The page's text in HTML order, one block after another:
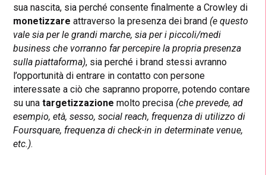
sua nascita, sia perché consente finalmente a Crowley di
monetizzare attraverso la presenza dei brand (e questo
vale sia per le grandi marche, sia per i piccoli/medi
business che vorranno far percepire la propria presenza
sulla piattaforma), sia perché i brand stessi avranno
l’opportunità di entrare in contatto con persone
interessate a ciò che sapranno proporre, potendo contare
su unatargetizzazione molto precisa (che prevede, ad
esempio, età, sesso, social reach, frequenza di utilizzo di
Foursquare, frequenza di check-in in determinate venue,
etc.).